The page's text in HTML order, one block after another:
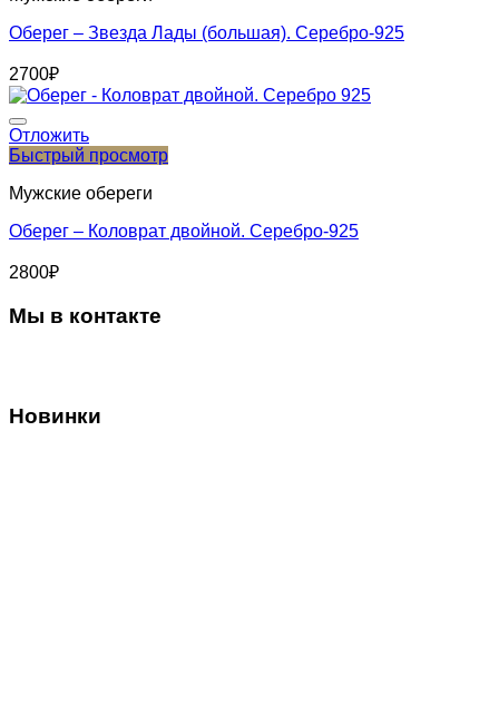
Оберег – Звезда Лады (большая). Серебро-925
2700₽
Отложить
Быстрый просмотр
Мужские обереги
Оберег – Коловрат двойной. Серебро-925
2800₽
Мы в контакте
Новинки